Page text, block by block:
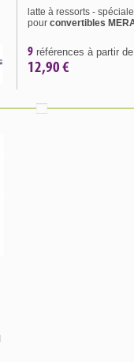
latte à ressorts -
pour convertibles
9 références à partir de
12,90 €